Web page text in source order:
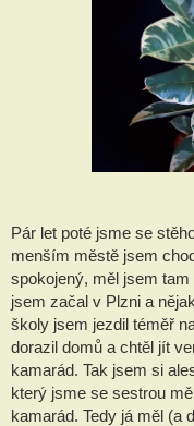
Pár let poté jsme se
menším městě jsem
spokojený, měl jsem
jsem začal v Plzni a
školy jsem jezdil téměř
dorazil domů a chtěl jít
kamarád. Tak jsem si
který jsme se sestrou
kamarád. Tedy já měl (a